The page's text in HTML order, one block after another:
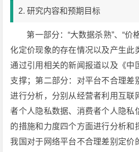
2. 研究内容和预期目标
第一部分：“大数据杀熟”、“价
化定价现象的存在情况以及产生此
通过引用相关的新闻报道以及《中
支撑；第二部分：对平台不合理差
进行分析，分别从经营者利用互联
者个人隐私数据、消费者个人隐私
的措施和力度四个方面进行分析和
我国对于网络平台不合理差别定价